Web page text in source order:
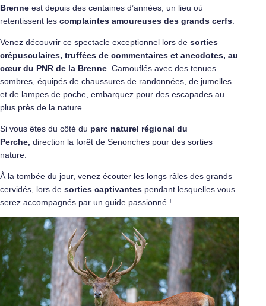
Brenne est depuis des centaines d’années, un lieu où
retentissent les complaintes amoureuses des grands cerfs
Venez découvrir ce spectacle exceptionnel lors de sorties
crépusculaires, truffées de commentaires et anecdotes, au
cœur du PNR de la Brenne . Camouflés avec des tenues
sombres, équipés de chaussures de randonnées, de jumelles
et de lampes de poche, embarquez pour des escapades au
plus près de la nature…
Si vous êtes du côté du parc naturel régional du
Perche, direction la forêt de Senonches pour des sorties
nature.
À la tombée du jour, venez écouter les longs râles des grands
cervidés, lors de sorties captivantes pendant lesquelles vous
serez accompagnés par un guide passionné !